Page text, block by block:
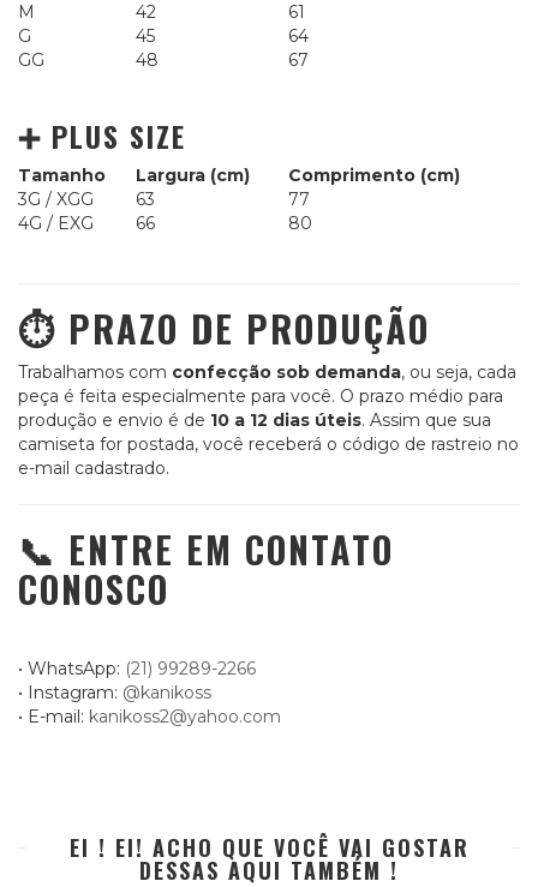
M
42
61
G
45
64
GG
48 67
➕ PLUS SIZE
Tamanho Largura (cm)
Comprimento (cm)
3G / XGG
63
77
4G / EXG
66 80
⏱️ PRAZO DE PRODUÇÃO
Trabalhamos com confecção sob demanda, ou seja, cada
peça é feita especialmente para você. O prazo médio para
produção e envio é de 10 a 12 dias úteis. Assim que sua
camiseta for postada, você receberá o código de rastreio no
e-mail cadastrado.
📞 ENTRE EM CONTATO
CONOSCO
• WhatsApp: (21) 99289-2266
• Instagram: @kanikoss
• E-mail: kanikoss2@yahoo.com
EI ! EI! ACHO QUE VOCÊ VAI GOSTAR
DESSAS AQUI TAMBÉM !